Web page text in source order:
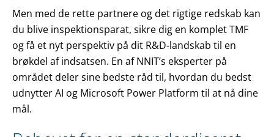
Men med de rette partnere og det rigtige redskab kan
du blive inspektionsparat, sikre dig en komplet TMF
og få et nyt perspektiv på dit R&D-landskab til en
brøkdel af indsatsen. En af NNIT’s eksperter på
området deler sine bedste råd til, hvordan du bedst
udnytter AI og Microsoft Power Platform til at nå dine
mål.